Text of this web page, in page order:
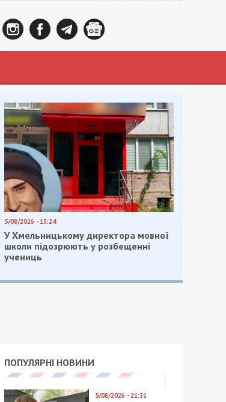
5/08/2026 - 13:24
У Хмельницькому директора мовної
школи підозрюють у розбещенні
учениць
ПОПУЛЯРНІ НОВИНИ
5/08/2026 - 21:31